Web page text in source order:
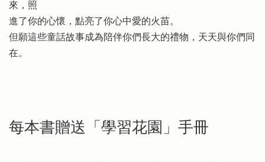
來，照
進了你的心懷，點亮了你心中愛的火苗。
但願這些童話故事成為陪伴你們長大的禮物，天天與你們同
在。
每本書贈送「學習花園」手冊